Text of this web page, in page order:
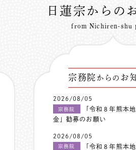
日蓮宗からの
from Nichiren-shu
宗務院 からの お
2026/08/05
宗務院
「令和８年熊本
金」勧募のお願い
2026/08/05
宗務院
「令和８年熊本